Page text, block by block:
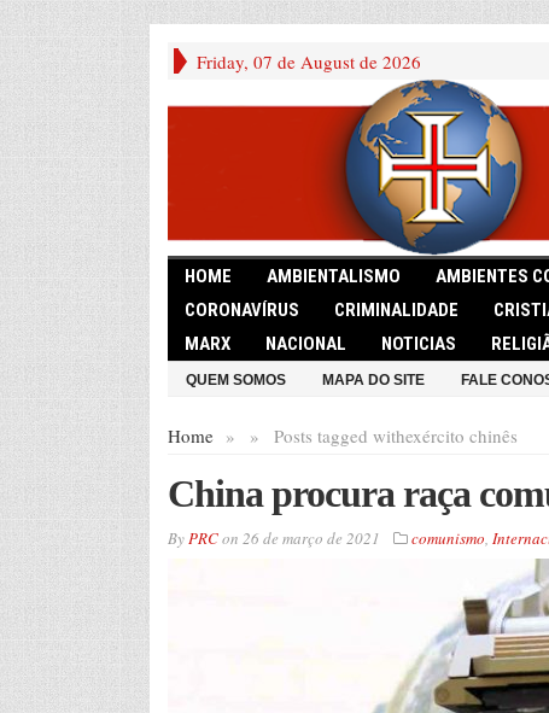
Friday, 07 de August de 2026
HOME AMBIENTALISMO AMBIENTES
CORONAVÍRUS
CRIMINALIDADE
MARX
NACIONAL NOTICIAS
QUEM SOMOS MAPA DO SITE FALE
Home » Posts tagged with
» exército chinês
China procura raça
ByPRCon 26 de março de 2021 comunismo,